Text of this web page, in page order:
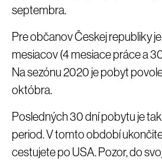
septembra.
Pre občanov Českej republiky
mesiacov (4 mesiace práce a
Na sezónu 2020 je pobyt
októbra.
Posledných 30 dní pobytu je
period. V tomto období
cestujete po USA. Pozor, do